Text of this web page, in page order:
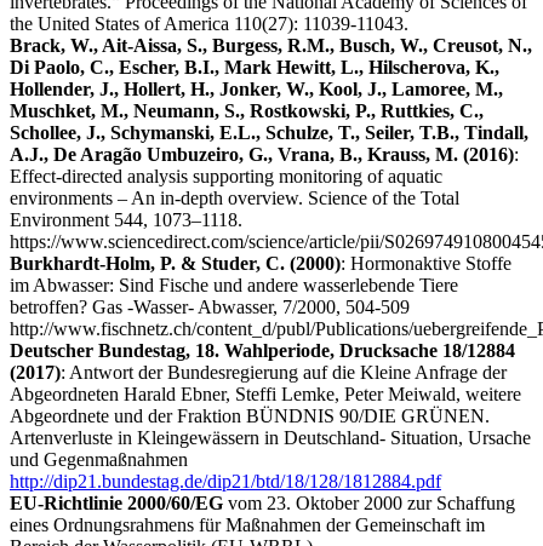
the United States of America 110(27): 11039-11043.
Brack, W., Ait-Aissa, S., Burgess, R.M., Busch, W., Creusot, N.,
Di Paolo, C., Escher, B.I., Mark Hewitt, L., Hilscherova, K.,
Hollender, J., Hollert, H., Jonker, W., Kool, J., Lamoree, M.,
Muschket, M., Neumann, S., Rostkowski, P., Ruttkies, C.,
Schollee, J., Schymanski, E.L., Schulze, T., Seiler, T.B., Tindall,
A.J., De Aragão Umbuzeiro, G., Vrana, B., Krauss, M. (2016):
Effect-directed analysis supporting monitoring of aquatic
environments – An in-depth overview. Science of the Total
Environment 544, 1073–1118.
https://www.sciencedirect.com/science/article/pii/
Burkhardt-Holm, P. & Studer, C. (2000): Hormonaktive Stoffe
im Abwasser: Sind Fische und andere wasserlebende Tiere
betroffen? Gas -Wasser- Abwasser, 7/2000, 504-509
http://www.fischnetz.ch/content_d/publ/Publications/
Deutscher Bundestag, 18. Wahlperiode, Drucksache 18/12884
(2017): Antwort der Bundesregierung auf die Kleine Anfrage der
Abgeordneten Harald Ebner, Steffi Lemke, Peter Meiwald, weitere
Abgeordnete und der Fraktion BÜNDNIS 90/DIE GRÜNEN.
Artenverluste in Kleingewässern in Deutschland- Situation, Ursache
und Gegenmaßnahmen
http://dip21.bundestag.de/dip21/btd/18/128/1812884.pdf
EU-Richtlinie 2000/60/EG vom 23. Oktober 2000 zur Schaffung
eines Ordnungsrahmens für Maßnahmen der Gemeinschaft im